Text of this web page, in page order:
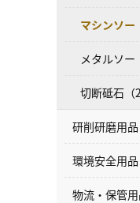
マシンソー
メタルソー
切断砥石（
研削研磨用品
環境安全用品
物流・保管用